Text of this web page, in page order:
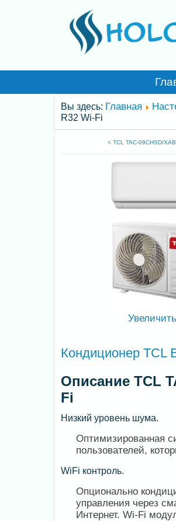
Вы здесь: Главная
R32 Wi-Fi
< TCL TAC-09CHSD/
Кондиционер TCL
Описание TCL
Fi
Низкий уровень шума.
Оптимизированная
пользователей,
WiFi контроль.
Опционально
управления через
Интернет. Wi-Fi